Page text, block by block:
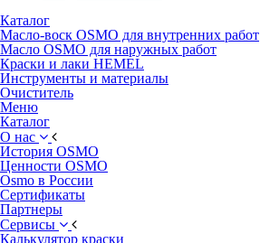
Каталог
Масло-воск OSMO для внутренних работ
Масло OSMO для наружных работ
Краски и лаки HEMEL
Инструменты и материалы
Очиститель
Меню
Каталог
О нас
История OSMO
Ценности OSMO
Osmo в России
Сертификаты
Партнеры
Сервисы
Калькулятор краски